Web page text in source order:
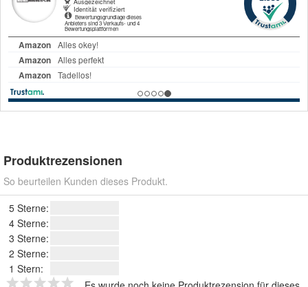
Produktrezensionen
So beurteilen Kunden dieses Produkt.
5 Sterne:
4 Sterne:
3 Sterne:
2 Sterne:
1 Stern: